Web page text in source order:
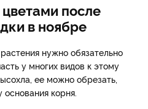
после
в ноябре
нужно обязательно
у многих видов к этому
ее можно обрезать,
корня.